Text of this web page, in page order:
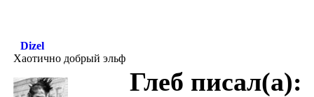
Dizel
Хаотично добрый эльф
Глеб писал(а):